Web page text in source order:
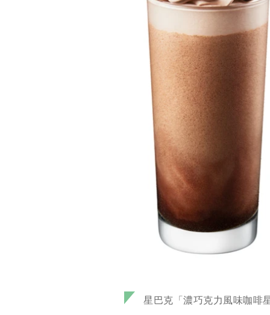
星巴克「濃巧克力風味咖啡